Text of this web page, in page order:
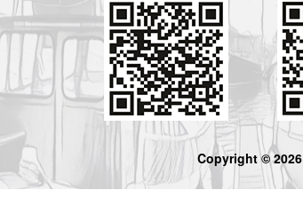
Copyright © 2026